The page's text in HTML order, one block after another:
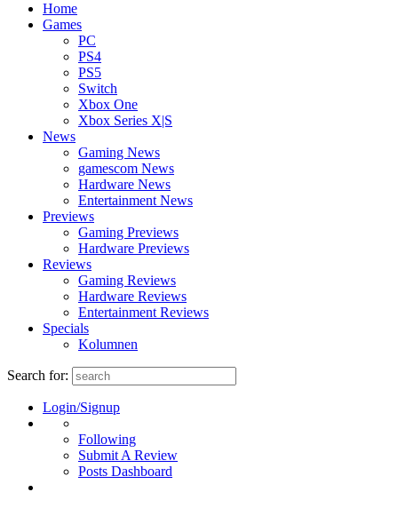
Home
Games
PC
PS4
PS5
Switch
Xbox One
Xbox Series X|S
News
Gaming News
gamescom News
Hardware News
Entertainment News
Previews
Gaming Previews
Hardware Previews
Reviews
Gaming Reviews
Hardware Reviews
Entertainment Reviews
Specials
Kolumnen
Search for:
Login/Signup
Following
Submit A Review
Posts Dashboard